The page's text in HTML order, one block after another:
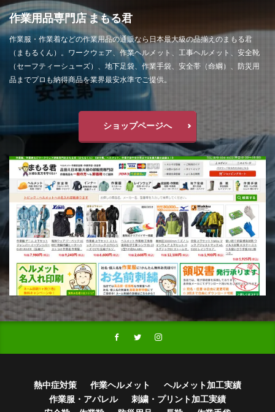
作業用品専門店 まもる君
作業服・作業着などの作業用品の通販なら日本最大級の品揃えのまもる君
（まもるくん）。ワークウェア、作業ヘルメット、工事ヘルメット、安全靴
（セーフティーシューズ）、地下足袋、作業手袋、安全帯（命綱）、防災用
品までプロも納得商品を業界最安水準でご提供。
ショップページへ
熱中症対策 作業ヘルメット
ヘルメット加工実績
作業服・アパレル
刺繍・プリント加工実績